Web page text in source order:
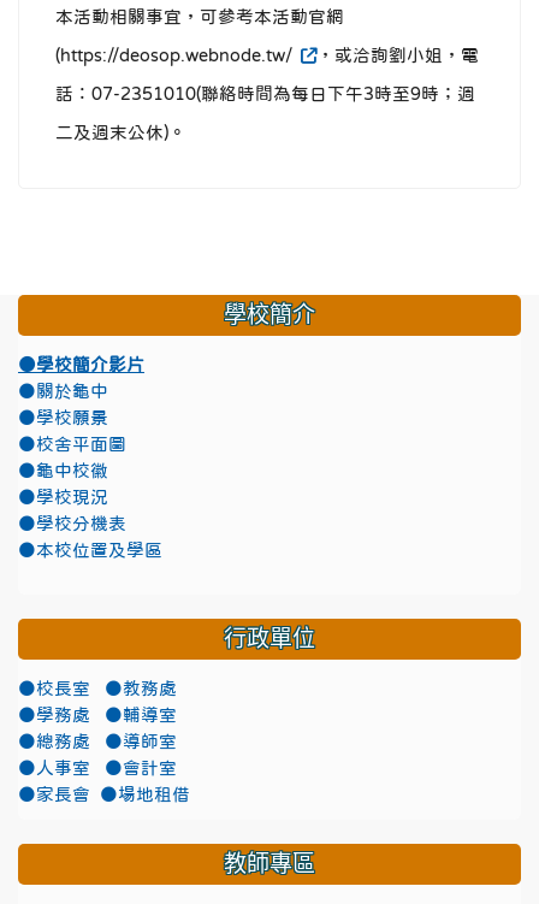
本活動相關事宜，可參考本活動官網
(https://deosop.webnode.tw/ ，或洽詢劉小姐，電
話：07-2351010(聯絡時間為每日下午3時至9時；週
二及週末公休)。
學校簡介
●學校簡介影片
●關於龜中
●學校願景
●校舍平面圖
●龜中校徽
●學校現況
●學校分機表
●本校位置及學區
行政單位
●校長室
●教務處
●學務處
●輔導室
●總務處
●導師室
●人事室
●會計室
●家長會
●場地租借
教師專區